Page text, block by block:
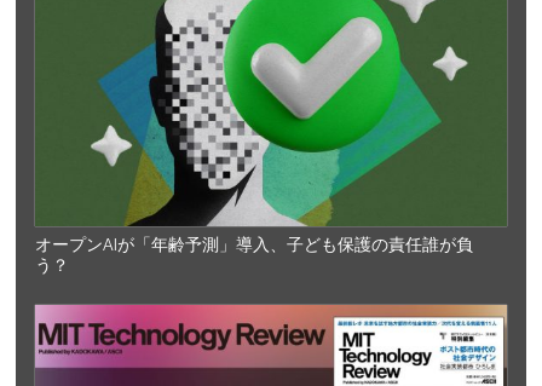
オープンAIが「年齢予測」導入、子ども保護の責任誰が負
う？